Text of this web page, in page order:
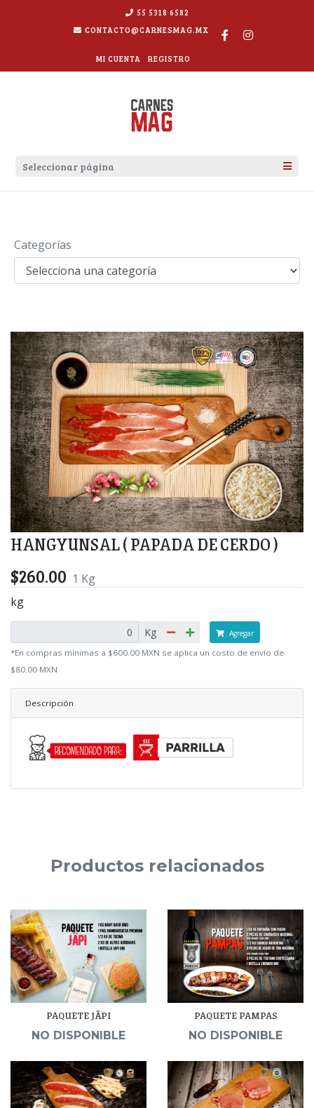
55 5318 6582
CONTACTO@CARNESMAG.MX
MI CUENTA REGISTRO
Seleccionar página
EMPRESAS Y RESTAURANTES
CONTÁCTANOS
Categorías
HANGYUNSAL ( PAPADA DE CERDO )
$260.00 1 Kg
kg
Kg Agregar
*En compras mínimas a $600.00 MXN se aplica un costo de envío de
$80.00 MXN
Descripción
Productos relacionados
PAQUETE JÄPI
NO DISPONIBLE
PAQUETE PAMPAS
NO DISPONIBLE